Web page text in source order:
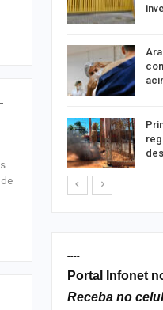
----
Portal Infonet
Receba no